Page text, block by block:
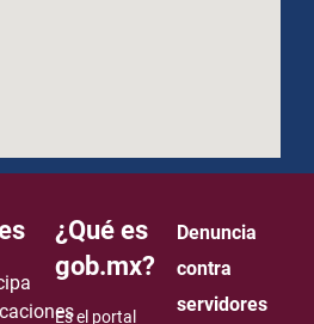
how to embed google map in website
¿Qué es
gob.mx?
Es el portal
Denuncia
contra
servidores